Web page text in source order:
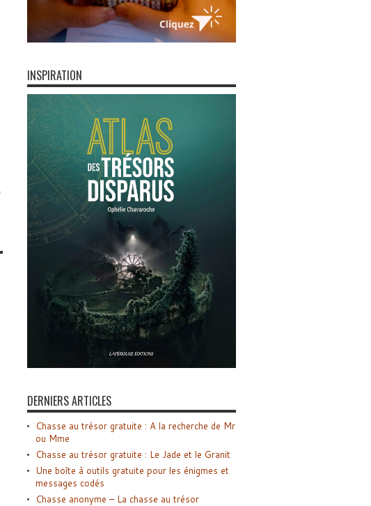
INSPIRATION
DERNIERS ARTICLES
Chasse au trésor gratuite : A la recherche de Mr
ou Mme
Chasse au trésor gratuite : Le Jade et le Granit
Une boîte à outils gratuite pour les énigmes et
messages codés
Chasse anonyme – La chasse au trésor